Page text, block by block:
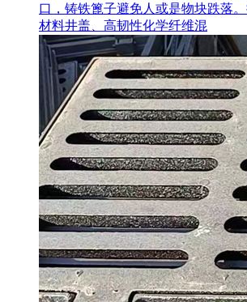
口，铸铁篦子避免人或是物块跌落
材料井盖、高韧性化学纤维混